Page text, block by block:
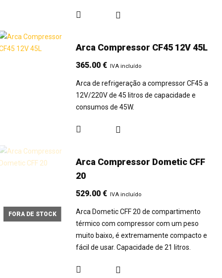
Arca Compressor CF45 12V 45L
365.00€ IVA incluído
Arca de refrigeração a compressor CF45 a
12V/220V de 45 litros de capacidade e
consumos de 45W.
FORA DE STOCK
Arca Compressor Dometic CFF
20
529.00€ IVA incluído
Arca Dometic CFF 20 de compartimento
térmico com compressor com um peso
muito baixo, é extremamente compacto e
fácil de usar. Capacidade de 21 litros.